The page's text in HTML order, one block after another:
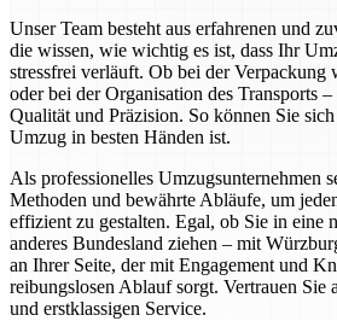
Unser Team besteht aus erfahrenen und
die wissen, wie wichtig es ist, dass Ihr
stressfrei verläuft. Ob bei der Verpackung
oder bei der Organisation des Transports
Qualität und Präzision. So können Sie
Umzug in besten Händen ist.
Als professionelles Umzugsunternehmen
Methoden und bewährte Abläufe, um
effizient zu gestalten. Egal, ob Sie in eine
anderes Bundesland ziehen – mit
an Ihrer Seite, der mit Engagement und
reibungslosen Ablauf sorgt. Vertrauen Sie
und erstklassigen Service.